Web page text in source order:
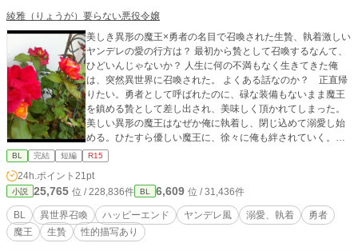
綾雅（りょうが）要らない悪役令嬢
美しき異形の魔王×勇者の名目で召喚された生贄、執着激しい
ヤンデレの愛の行方は？ 最初から贄として召喚するなんて、
ひどいんじゃないか？ 人生に何の不満もなく生きてきた俺
は、突然異世界に召喚された。 よくある話なのか？ 正直帰
りたい。勇者として呼ばれたのに、碌な装備もないまま魔王
を鎮める贄として差し出され、美味しく頂かれてしまった。
美しい異形の魔王はなぜか俺に執着し、閉じ込めて溺愛し始
める。ひたすら優しい魔王に、徐々に俺も絆されていく。も
ういっか、帰れなくても……。 ハッピーエンド確定 ※は性的
描写あり 【完結】2021/10/31 【同時掲載】 小説家になろ
う、アルファポリス、エブリスタ 2021/10/03 エブリス
タ、BLカテゴリー 1位
BL 完結 短編 R15
24h.ポイント 21pt
小説 25,765 位 / 228,836件 BL 6,609 位 / 31,436件
BL 異世界召喚 ハッピーエンド ヤンデレ風 溺愛、執着
勇者
魔王
生贄 性的描写あり